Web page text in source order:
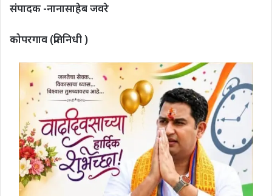
संपादक -नानासाहेब जवरे
कोपरगाव (प्रतिनिधी )